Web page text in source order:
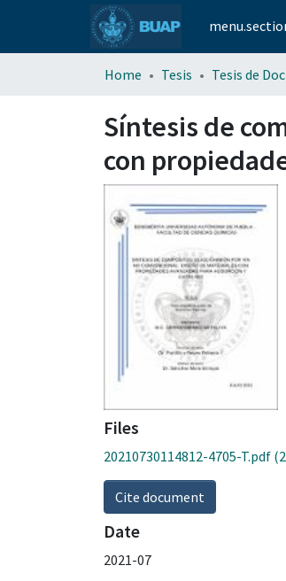
Home Tesis Tesis de
Síntesis de
con
Files
20210730114812-4705-T.pdf
Cite document
Date
2021-07